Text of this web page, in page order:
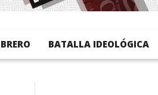
BATALLA IDEOLÓGICA